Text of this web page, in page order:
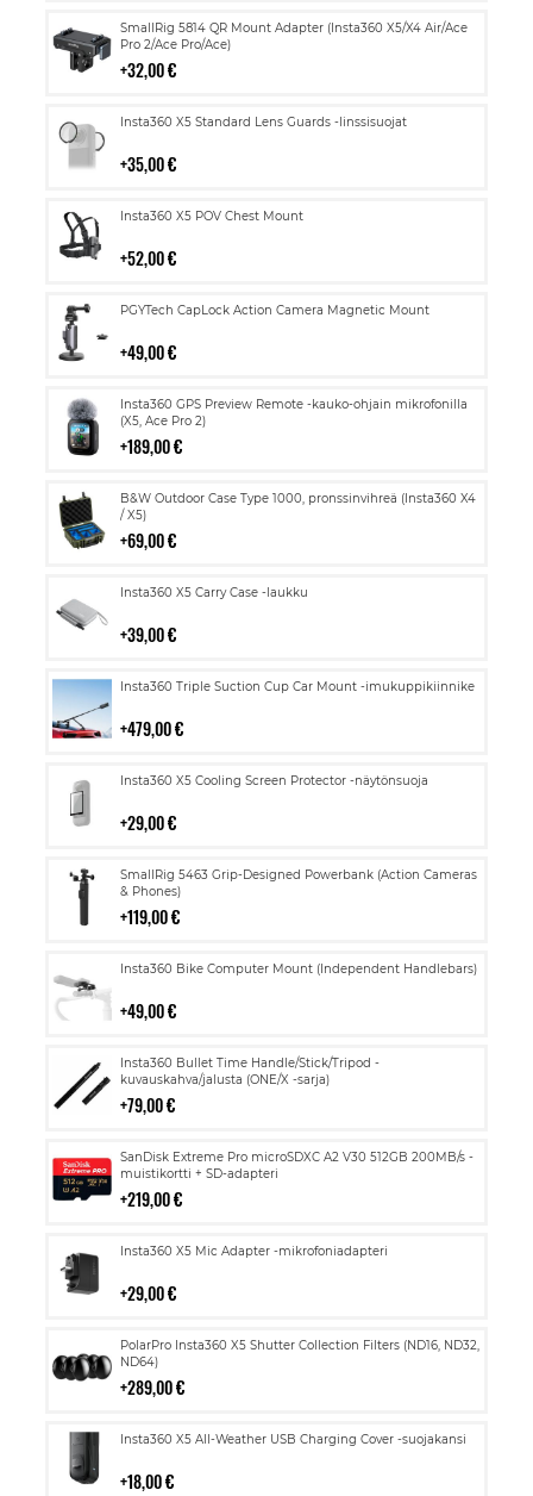
SmallRig 5814 QR Mount Adapter (Insta360 X5/X4 Air/Ace
Pro 2/Ace Pro/Ace)
32,00 €
Lisää
ostoskoriin
Insta360 X5 Standard Lens Guards -linssisuojat
35,00 €
Lisää
Insta360 X5 POV Chest Mount
52,00 €
Lisää
PGYTech CapLock Action Camera Magnetic Mount
49,00 €
Lisää
Insta360 GPS Preview Remote -kauko-ohjain mikrofonilla
(X5, Ace Pro 2)
189,00 €
Lisää
ostoskoriin
B&W Outdoor Case Type 1000, pronssinvihreä (Insta360 X4
/ X5)
69,00 €
Lisää
ostoskoriin
Insta360 X5 Carry Case -laukku
39,00 €
Lisää
Insta360 Triple Suction Cup Car Mount -imukuppikiinnike
479,00 €
Lisää
Insta360 X5 Cooling Screen Protector -näytönsuoja
29,00 €
Lisää
SmallRig 5463 Grip-Designed Powerbank (Action Cameras
& Phones)
119,00 €
Lisää
ostoskoriin
Insta360 Bike Computer Mount (Independent Handlebars)
49,00 €
Lisää
Insta360 Bullet Time Handle/Stick/Tripod -
kuvauskahva/jalusta (ONE/X -sarja)
79,00 €
Lisää
ostoskoriin
SanDisk Extreme Pro microSDXC A2 V30 512GB 200MB/s -
muistikortti + SD-adapteri
219,00 €
Lisää
ostoskoriin
Insta360 X5 Mic Adapter -mikrofoniadapteri
29,00 €
Lisää
PolarPro Insta360 X5 Shutter Collection Filters (ND16, ND32,
ND64)
289,00 €
Lisää
ostoskoriin
Insta360 X5 All-Weather USB Charging Cover -suojakansi
18,00 €
Lisää